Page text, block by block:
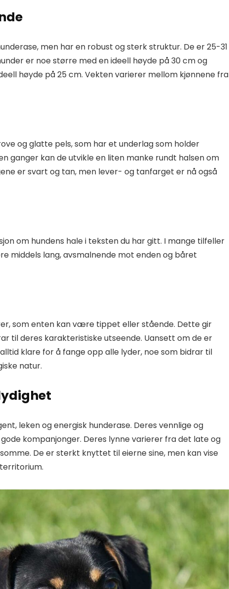
men har en robust og sterk struktur. De er 25-31
er noe større med en ideell høyde på 30 cm og
høyde på 25 cm. Vekten varierer mellom kjønnene fra
og glatte pels, som har et underlag som holder
ganger kan de utvikle en liten manke rundt halsen om
er svart og tan, men lever- og tanfarget er nå også
om hundens hale i teksten du har gitt. I mange tilfeller
middels lang, avsmalnende mot enden og båret
som enten kan være tippet eller stående. Dette gir
til deres karakteristiske utseende. Uansett om de er
klare for å fange opp alle lyder, noe som bidrar til
natur.
leken og energisk hunderase. Deres vennlige og
kompanjonger. Deres lynne varierer fra det late og
De er sterkt knyttet til eierne sine, men kan vise